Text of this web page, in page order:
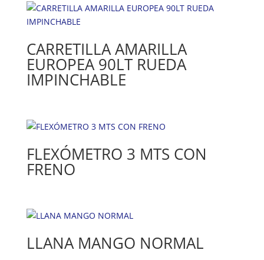
CARRETILLA AMARILLA
EUROPEA 90LT RUEDA
IMPINCHABLE
FLEXÓMETRO 3 MTS CON
FRENO
LLANA MANGO NORMAL